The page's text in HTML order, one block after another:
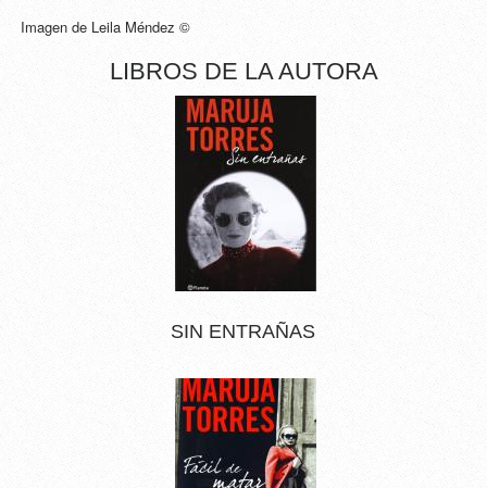
Imagen de Leila Méndez ©
LIBROS DE LA AUTORA
SIN ENTRAÑAS